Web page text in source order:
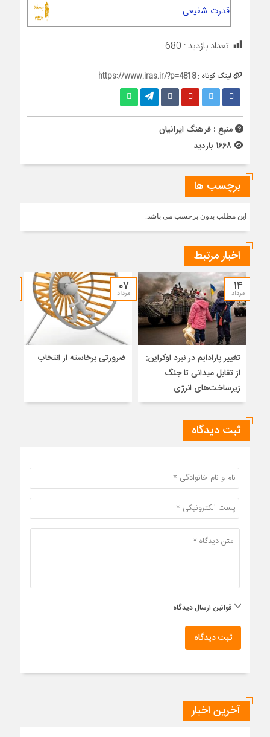
قدرت شفیعی
تعداد بازدید : 680
لینک کوتاه :https://www.iras.ir/?p=4818
منبع : فرهنگ ایرانیان
برچسب ها
این مطلب بدون برچسب می باشد.
اخبار مرتبط
۱۴
مرداد
تغییر پارادایم در نبرد اوکراین:
از تقابل میدانی تا جنگ
زیرساخت‌های انرژی
۰۷
مرداد
ضرورتی برخاسته از انتخاب
ثبت دیدگاه
قوانین ارسال دیدگاه
ثبت دیدگاه
آخرین اخبار